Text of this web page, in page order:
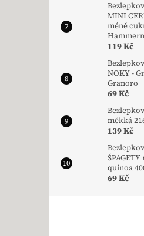
MINI
méně
119 Kč
NOKY -
Granoro
69 Kč
měkká
139 Kč
quinoa
69 Kč